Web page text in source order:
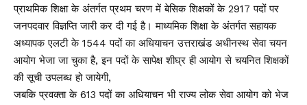
प्राथमिक शिक्षा के अंतर्गत प्रथम चरण में बेसिक शिक्षकों के 2917 पदों पर
जनपदवार विज्ञप्ति जारी कर दी गई है। माध्यमिक शिक्षा के अंतर्गत सहायक
अध्यापक एलटी के 1544 पदों का अधियाचन उत्तराखंड अधीनस्थ सेवा चयन
आयोग भेजा जा चुका है, इन पदों के सापेक्ष शीघ्र ही आयोग से चयनित शिक्षकों
की सूची उपलब्ध हो जायेगी,
जबकि प्रवक्ता के 613 पदों का अधियाचन भी राज्य लोक सेवा आयोग को भेज